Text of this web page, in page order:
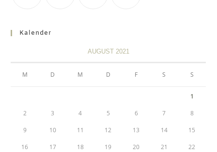
Kalender
AUGUST 2021
M D M D F S S
1
2 3 4 5 6 7 8
9 10 11 12 13 14 15
16 17 18 19 20 21 22